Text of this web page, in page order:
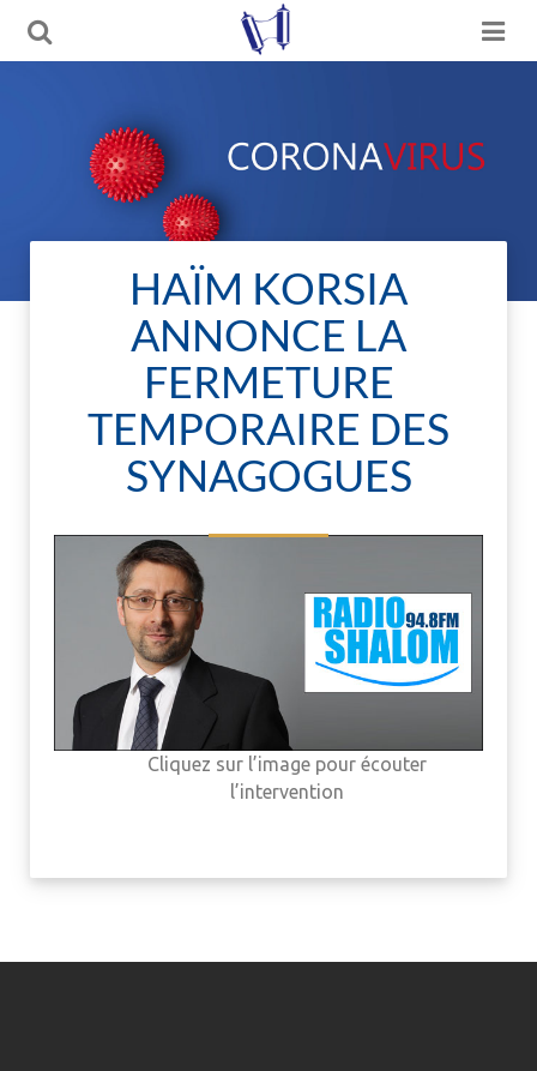
HAÏM KORSIA
ANNONCE LA
FERMETURE
TEMPORAIRE DES
SYNAGOGUES
Cliquez sur l’image pour écouter
l’intervention